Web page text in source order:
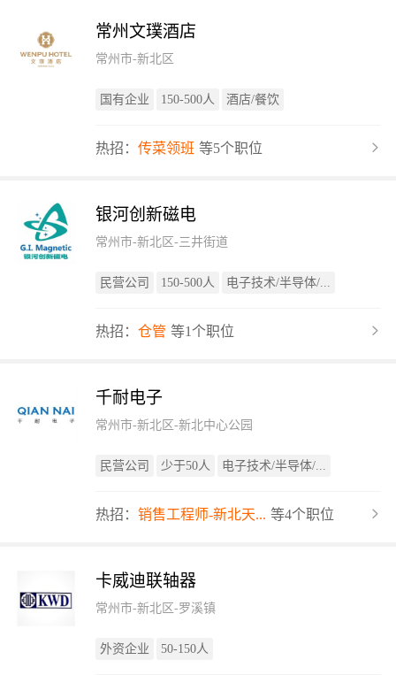
常州文璞酒店
常州市-新北区
国有企业 150-500人 酒店/餐饮
热招： 传菜领班 等5个职位
银河创新磁电
常州市-新北区-三井街道
民营公司 150-500人 电子技术/半导体/...
热招： 仓管 等1个职位
千耐电子
常州市-新北区-新北中心公园
民营公司 少于50人 电子技术/半导体/...
热招： 销售工程师-新北天... 等4个职位
卡威迪联轴器
常州市-新北区-罗溪镇
外资企业 50-150人